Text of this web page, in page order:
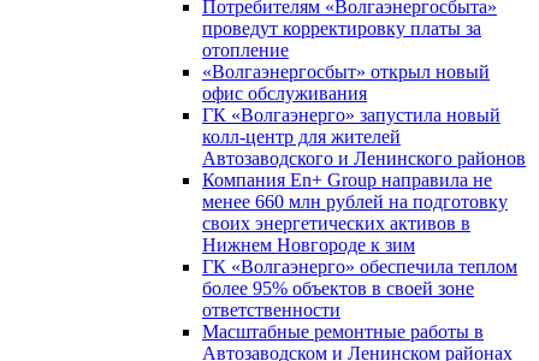
Потребителям «Волгаэнергосбыта»
проведут корректировку платы за
отопление
«Волгаэнергосбыт» открыл новый
офис обслуживания
ГК «Волгаэнерго» запустила новый
колл-центр для жителей
Автозаводского и Ленинского районов
Компания En+ Group направила не
менее 660 млн рублей на подготовку
своих энергетических активов в
Нижнем Новгороде к зим
ГК «Волгаэнерго» обеспечила теплом
более 95% объектов в своей зоне
ответственности
Масштабные ремонтные работы в
Автозаводском и Ленинском районах